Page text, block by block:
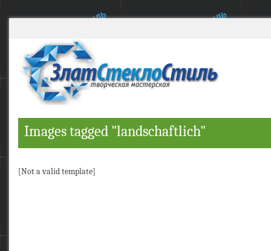
Images tagged "landschaftlich"
[Not a valid template]